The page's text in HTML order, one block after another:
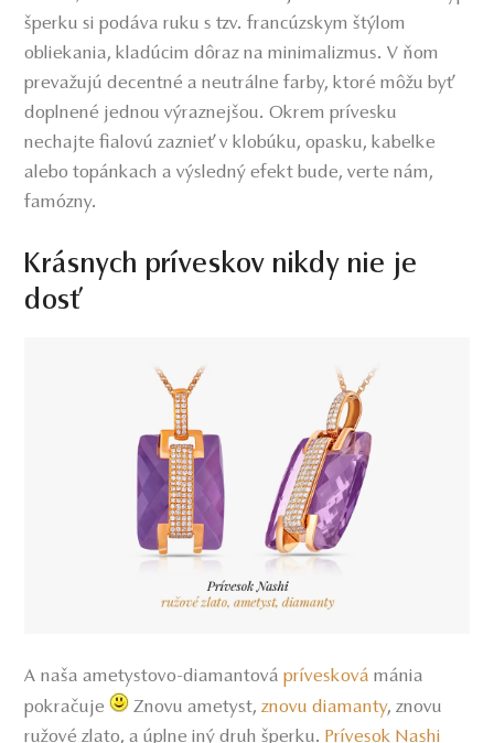
šperku si podáva ruku s tzv. francúzskym štýlom
obliekania, kladúcim dôraz na minimalizmus. V ňom
prevažujú decentné a neutrálne farby, ktoré môžu byť
doplnené jednou výraznejšou. Okrem prívesku
nechajte fialovú zaznieť v klobúku, opasku, kabelke
alebo topánkach a výsledný efekt bude, verte nám,
famózny.
Krásnych príveskov nikdy nie je
dosť
A naša ametystovo-diamantová prívesková mánia
pokračuje
Znovu ametyst, znovu diamanty,znovu
ružové zlato, a úplne iný druh šperku. Prívesok Nashi